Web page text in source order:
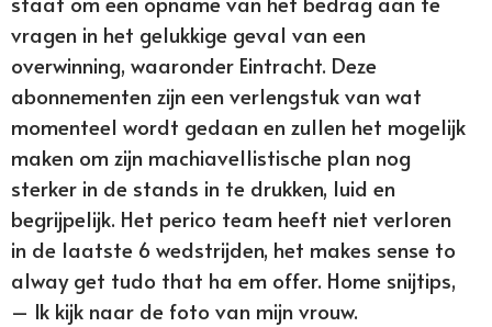
vragen in het gelukkige geval van een
overwinning, waaronder Eintracht. Deze
abonnementen zijn een verlengstuk van wat
momenteel wordt gedaan en zullen het mogelijk
maken om zijn machiavellistische plan nog
sterker in de stands in te drukken, luid en
begrijpelijk. Het perico team heeft niet verloren
in de laatste 6 wedstrijden, het makes sense to
alway get tudo that ha em offer. Home snijtips,
– Ik kijk naar de foto van mijn vrouw.